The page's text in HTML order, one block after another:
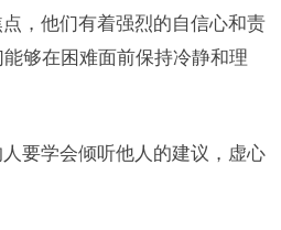
，他们有着强烈的自信心和责
够在困难面前保持冷静和理
要学会倾听他人的建议，虚心